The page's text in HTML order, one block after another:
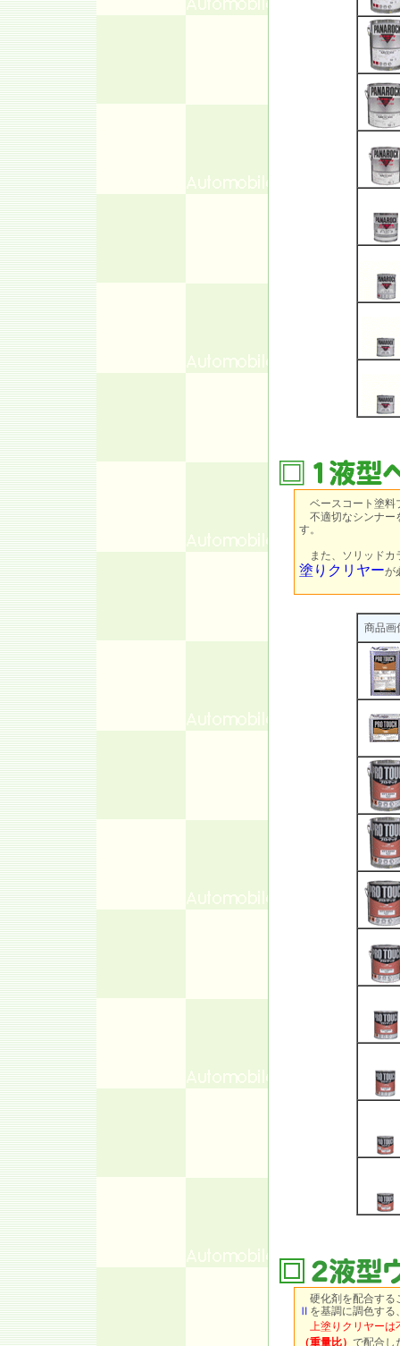
ベースコート塗料
不適切なシンナー
す。
また、ソリッドカ
塗りクリヤーが
商品画
硬化剤を配合する
Ⅱ を基調に調色する
上塗りクリヤーは
（重量比） で配合し